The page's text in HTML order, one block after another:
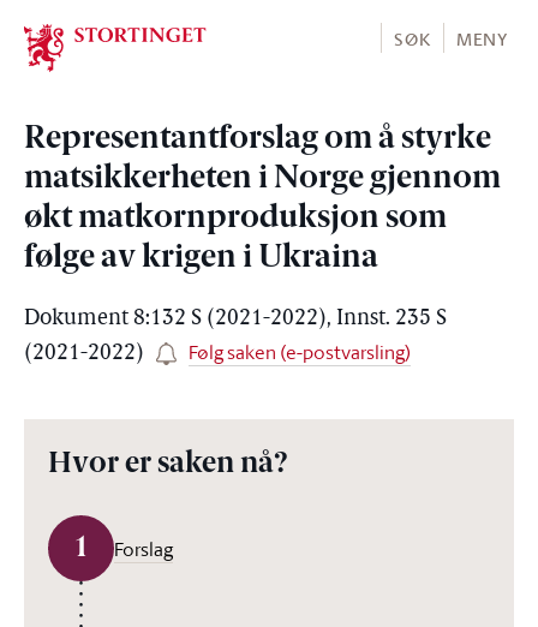
Stortinget.no
SØK MENY
Representantforslag om å styrke
matsikkerheten i Norge gjennom
økt matkornproduksjon som
følge av krigen i Ukraina
Dokument 8:132 S (2021-2022), Innst. 235 S
(2021-2022)
Følg saken (e-postvarsling)
Hvor er saken nå?
1 Forslag